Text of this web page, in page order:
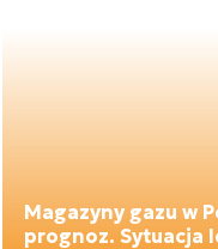
Magazyny gazu w
prognoz. Sytuacja